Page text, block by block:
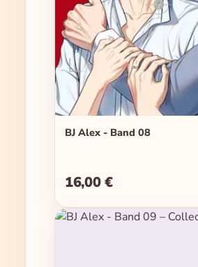
BJ Alex - Band 08
Regulärer Preis:
16,00 €